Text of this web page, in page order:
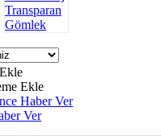
Ekle
Haber Ver
Ver